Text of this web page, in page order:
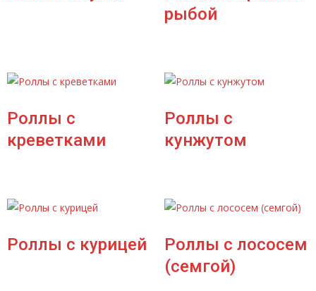
рыбой
Роллы с
креветками
Роллы с
кунжутом
Роллы с курицей
Роллы с лососем
(семгой)